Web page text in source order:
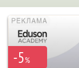
-5%